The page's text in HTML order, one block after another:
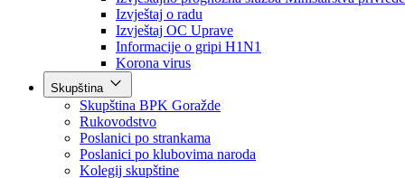
Obavještenja i izvještaji
Obavještenja Vlade
Izvještajno prognozna služba Ministarstva privrede
Izvještaj o radu
Izvještaj OC Uprave
Informacije o gripi H1N1
Korona virus
Skupština
Skupština BPK Goražde
Rukovodstvo